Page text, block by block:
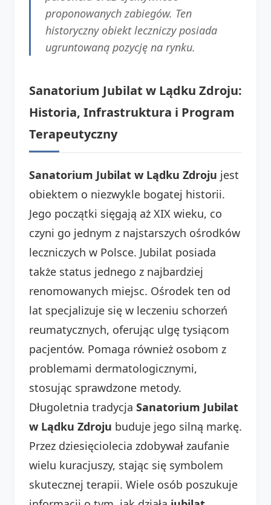
proponowanych zabiegów. Ten
historyczny obiekt leczniczy posiada
ugruntowaną pozycję na rynku.
Sanatorium Jubilat w Lądku Zdroju:
Historia, Infrastruktura i Program
Terapeutyczny
Sanatorium Jubilat w Lądku Zdroju jest
obiektem o niezwykle bogatej historii.
Jego początki sięgają aż XIX wieku, co
czyni go jednym z najstarszych ośrodków
leczniczych w Polsce. Jubilat posiada
także status jednego z najbardziej
renomowanych miejsc. Ośrodek ten od
lat specjalizuje się w leczeniu schorzeń
reumatycznych, oferując ulgę tysiącom
pacjentów. Pomaga również osobom z
problemami dermatologicznymi,
stosując sprawdzone metody.
Długoletnia tradycja Sanatorium Jubilat
w Lądku Zdroju buduje jego silną markę.
Przez dziesięciolecia zdobywał zaufanie
wielu kuracjuszy, stając się symbolem
skutecznej terapii. Wiele osób poszukuje